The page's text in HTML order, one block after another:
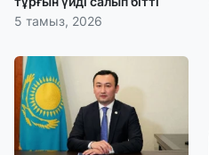
5 тамыз, 2026